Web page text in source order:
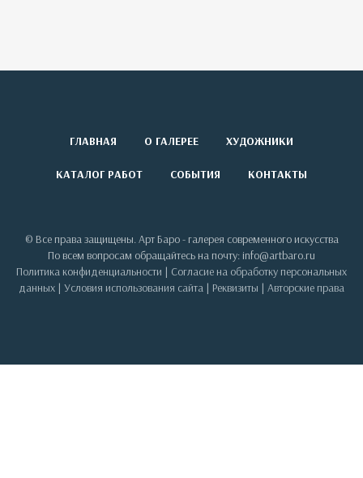
ГЛАВНАЯ О ГАЛЕРЕЕ ХУДОЖНИКИ
КАТАЛОГ РАБОТ СОБЫТИЯ КОНТАКТЫ
© Все права защищены. Арт Баро - галерея современного искусства
По всем вопросам обращайтесь на почту: info@artbaro.ru
Политика конфиденциальности | Согласие на обработку персональных
данных | Условия использования сайта | Реквизиты | Авторские права